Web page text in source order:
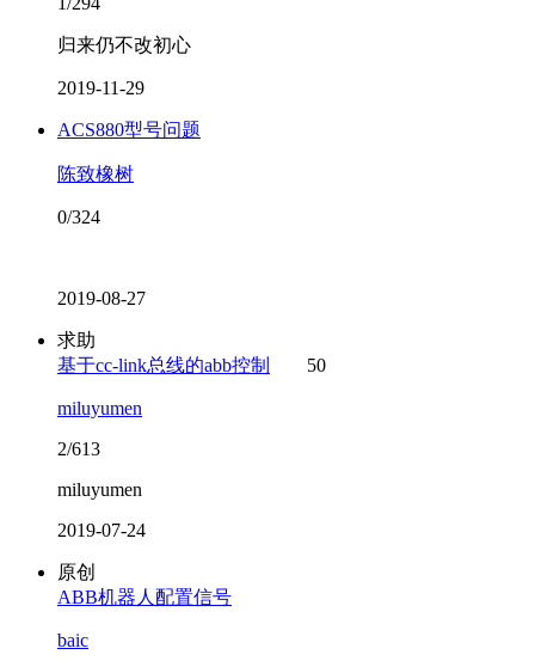
归来仍不改初心
2019-11-29
ACS880型号问题
陈致橡树
0/324
2019-08-27
求助
基于cc-link总线的abb控制
50
miluyumen
2/613
miluyumen
2019-07-24
原创
ABB机器人配置信号
baic